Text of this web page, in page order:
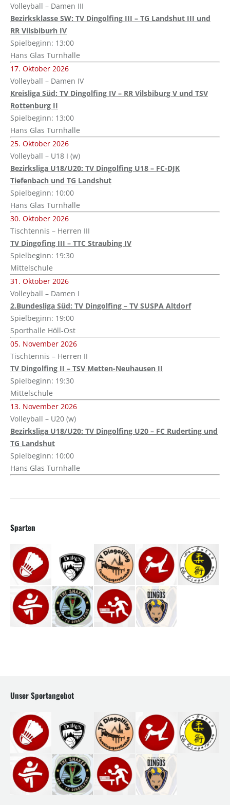
Volleyball – Damen III
Bezirksklasse SW: TV Dingolfing III – TG Landshut III und
RR Vilsbiburh IV
Spielbeginn: 13:00
Hans Glas Turnhalle
17. Oktober 2026
Volleyball – Damen IV
Kreisliga Süd: TV Dingolfing IV – RR Vilsbiburg V und TSV
Rottenburg II
Spielbeginn: 13:00
Hans Glas Turnhalle
25. Oktober 2026
Volleyball – U18 I (w)
Bezirksliga U18/U20: TV Dingolfing U18 – FC-DJK
Tiefenbach und TG Landshut
Spielbeginn: 10:00
Hans Glas Turnhalle
30. Oktober 2026
Tischtennis – Herren III
TV Dingofing III – TTC Straubing IV
Spielbeginn: 19:30
Mittelschule
31. Oktober 2026
Volleyball – Damen I
2.Bundesliga Süd: TV Dingolfing – TV SUSPA Altdorf
Spielbeginn: 19:00
Sporthalle Höll-Ost
05. November 2026
Tischtennis – Herren II
TV Dingolfing II – TSV Metten-Neuhausen II
Spielbeginn: 19:30
Mittelschule
13. November 2026
Volleyball – U20 (w)
Bezirksliga U18/U20: TV Dingolfing U20 – FC Ruderting und
TG Landshut
Spielbeginn: 10:00
Hans Glas Turnhalle
Sparten
Unser Sportangebot